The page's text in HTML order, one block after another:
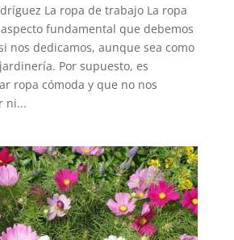
La ropa de trabajo La ropa
fundamental que debemos
nos dedicamos, aunque sea como
Por supuesto, es
ropa cómoda y que no nos
ni...